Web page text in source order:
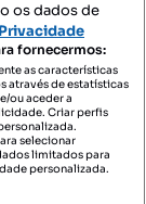
os dados de
fornecermos:
as características
através de estatísticas
ou aceder a
Criar perfis
selecionar
limitados para
personalizada.